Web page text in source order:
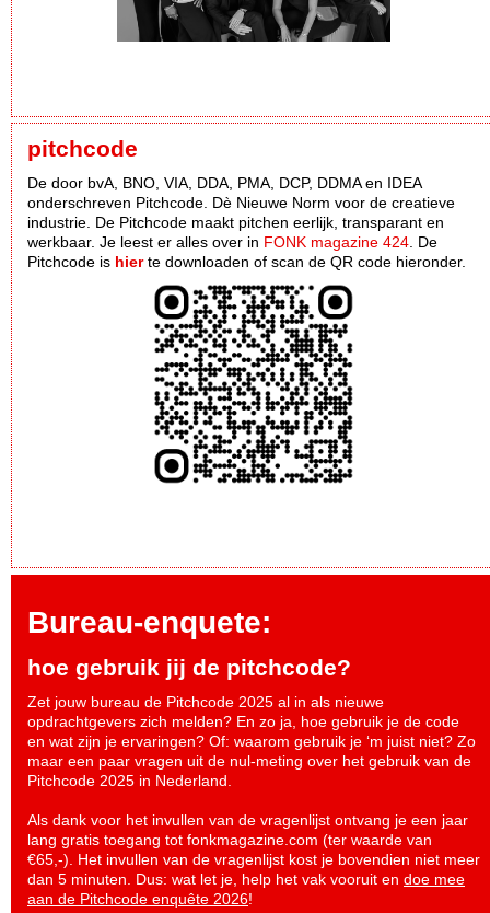
pitchcode
De door bvA, BNO, VIA, DDA, PMA, DCP, DDMA en IDEA
onderschreven Pitchcode. Dè Nieuwe Norm voor de creatieve
industrie. De Pitchcode maakt pitchen eerlijk, transparant en
werkbaar. Je leest er alles over in FONK magazine 424 . De
Pitchcode is hierte downloaden of scan de QR code hieronder.
Bureau-enquete:
hoe gebruik jij de pitchcode?
Zet jouw bureau de Pitchcode 2025 al in als nieuwe
opdrachtgevers zich melden? En zo ja, hoe gebruik je de code
en wat zijn je ervaringen? Of: waarom gebruik je ‘m juist niet? Zo
maar een paar vragen uit de nul-meting over het gebruik van de
Pitchcode 2025 in Nederland.
Als dank voor het invullen van de vragenlijst ontvang je een jaar
lang gratis toegang tot fonkmagazine.com (ter waarde van
€65,-). Het invullen van de vragenlijst kost je bovendien niet meer
dan 5 minuten. Dus: wat let je, help het vak vooruit en doe mee
aan de Pitchcode enquête 2026!